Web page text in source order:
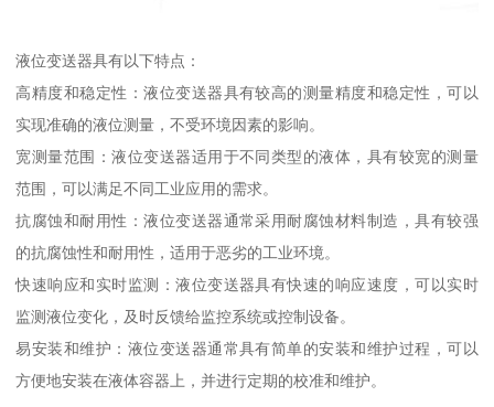
液位变送器具有以下特点：
高精度和稳定性：液位变送器具有较高的测量精度和稳定性，可以
实现准确的液位测量，不受环境因素的影响。
宽测量范围：液位变送器适用于不同类型的液体，具有较宽的测量
范围，可以满足不同工业应用的需求。
抗腐蚀和耐用性：液位变送器通常采用耐腐蚀材料制造，具有较强
的抗腐蚀性和耐用性，适用于恶劣的工业环境。
快速响应和实时监测：液位变送器具有快速的响应速度，可以实时
监测液位变化，及时反馈给监控系统或控制设备。
易安装和维护：液位变送器通常具有简单的安装和维护过程，可以
方便地安装在液体容器上，并进行定期的校准和维护。